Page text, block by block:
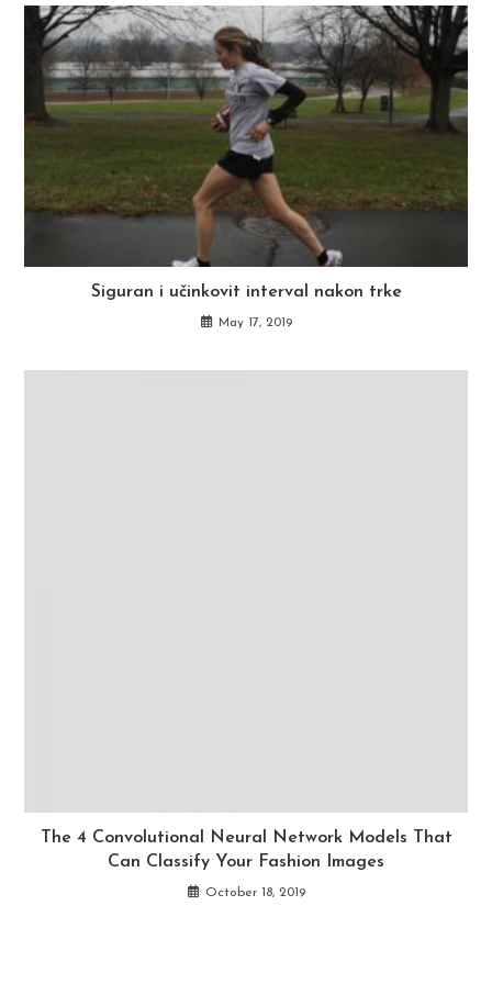
Siguran i učinkovit interval nakon trke
May 17, 2019
The 4 Convolutional Neural Network Models That
Can Classify Your Fashion Images
October 18, 2019